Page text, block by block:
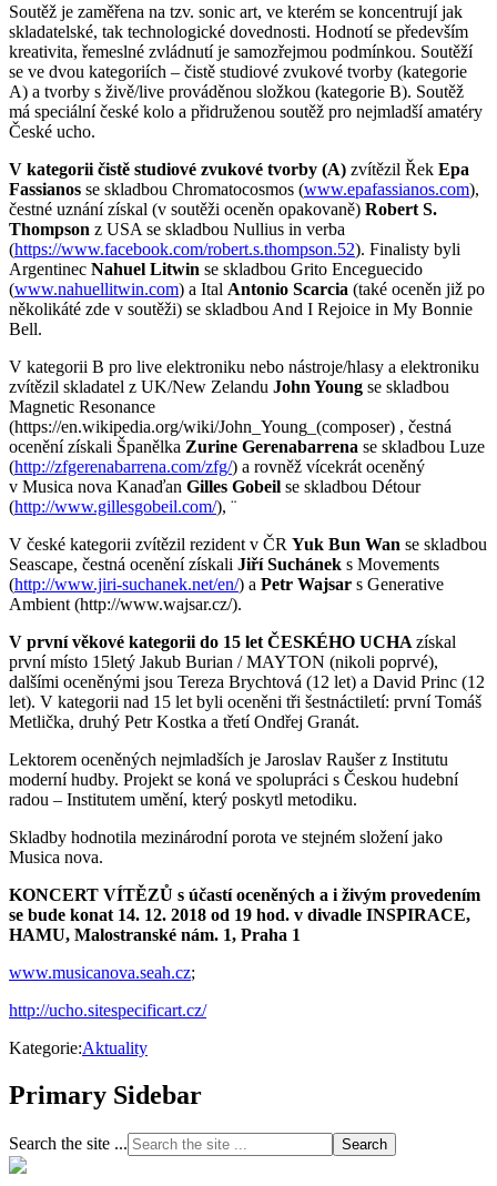
Soutěž je zaměřena na tzv. sonic art, ve kterém se koncentrují jak
skladatelské, tak technologické dovednosti. Hodnotí se především
kreativita, řemeslné zvládnutí je samozřejmou podmínkou. Soutěží
se ve dvou kategoriích – čistě studiové zvukové tvorby (kategorie
A) a tvorby s živě/live prováděnou složkou (kategorie B). Soutěž
má speciální české kolo a přidruženou soutěž pro nejmladší amatéry
České ucho.
V kategorii čistě studiové zvukové tvorby (A) zvítězil Řek Epa
Fassianos se skladbou Chromatocosmos (www.epafassianos.com),
čestné uznání získal (v soutěži oceněn opakovaně) Robert S.
Thompson z USA se skladbou Nullius in verba
(https://www.facebook.com/robert.s.thompson.52). Finalisty byli
Argentinec Nahuel Litwin se skladbou Grito Enceguecido
(www.nahuellitwin.com) a Ital Antonio Scarcia (také oceněn již po
několikáté zde v soutěži) se skladbou And I Rejoice in My Bonnie
Bell.
V kategorii B pro live elektroniku nebo nástroje/hlasy a elektroniku
zvítězil skladatel z UK/New Zelandu John Young se skladbou
Magnetic Resonance
(https://en.wikipedia.org/wiki/John_Young_(composer) , čestná
ocenění získali Španělka Zurine Gerenabarrena se skladbou Luze
(http://zfgerenabarrena.com/zfg/) a rovněž vícekrát oceněný
v Musica nova Kanaďan Gilles Gobeil se skladbou Détour
(http://www.gillesgobeil.com/), ¨
V české kategorii zvítězil rezident v ČR Yuk Bun Wan se skladbou
Seascape, čestná ocenění získali Jiří Suchánek s Movements
(http://www.jiri-suchanek.net/en/) a Petr Wajsar s Generative
Ambient (http://www.wajsar.cz/).
V první věkové kategorii do 15 let ČESKÉHO UCHA získal
první místo 15letý Jakub Burian / MAYTON (nikoli poprvé),
dalšími oceněnými jsou Tereza Brychtová (12 let) a David Princ (12
let). V kategorii nad 15 let byli oceněni tři šestnáctiletí: první Tomáš
Metlička, druhý Petr Kostka a třetí Ondřej Granát.
Lektorem oceněných nejmladších je Jaroslav Raušer z Institutu
moderní hudby. Projekt se koná ve spolupráci s Českou hudební
radou – Institutem umění, který poskytl metodiku.
Skladby hodnotila mezinárodní porota ve stejném složení jako
Musica nova.
KONCERT VÍTĚZŮ s účastí oceněných a i živým provedením
se bude konat 14. 12. 2018 od 19 hod. v divadle INSPIRACE,
HAMU, Malostranské nám. 1, Praha 1
www.musicanova.seah.cz;
http://ucho.sitespecificart.cz/
Kategorie:Aktuality
Primary Sidebar
Search the site ...